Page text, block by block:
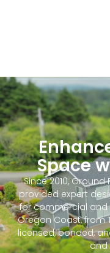
Space
Since 2010,
provided expert
for commercial and
Oregon Coast, from
licensed, bonded,
and